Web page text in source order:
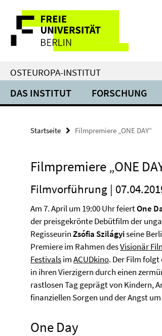
direkt
Inhalt
Service-
Navigation
OSTEUROPA-INSTITUT
DAS INSTITUT FORSCHUNG
Startseite Filmpremiere „ONE DAY“
Filmpremiere „ONE
Filmvorführung |
Am 7. April um 19:00 Uhr feiertOne
der preisgekrönte Debütfilm der
RegisseurinZsófia Szilágyiseine
Premiere im Rahmen desVisionär
FestivalsimACUDkino. Der Film folgt
in ihren Vierzigern durch einen
rastlosen Tag geprägt von Kindern,
finanziellen Sorgen und der Angst um
One Day